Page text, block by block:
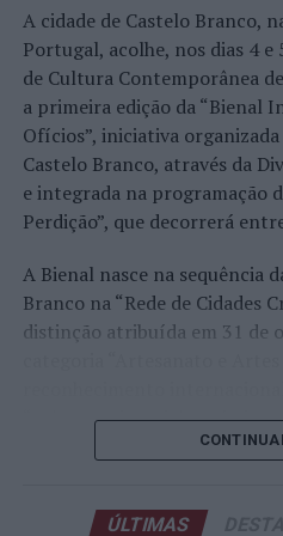
A edição de 2026 ficou
representação portuguesa
realizado em território
Faria, Henrique Rocha,
Pereira e Tiago Torres
beneficiando, de igual modo,
cards após as entradas
Entre os portugueses, Tiago
protagonizaram as melhores
ambos alcançando os quartos
um dos resultados mais
neerlandês Botic van de
A cidade de Castelo Branco,
Portugal, acolhe, nos dias 4
de Cultura Contemporânea
a primeira edição da “Bienal
Ofícios”, iniciativa
Castelo Branco, através da
e integrada na programação
Perdição”, que decorrerá
A Bienal nasce na sequência
Branco na “Rede de Cidades
distinção atribuída em 31 de
“valor patrimonial, artístico
de Castelo Branco”, uma das
da identidade albicastrense.
ÚLTIMAS